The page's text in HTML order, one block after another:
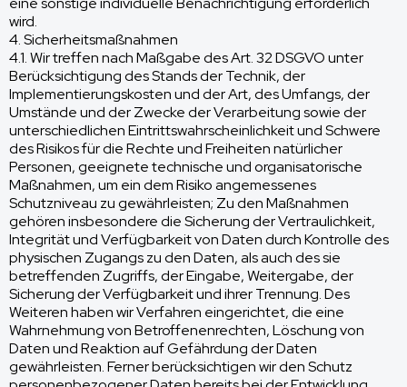
wird.
4. Sicherheitsmaßnahmen
4.1. Wir treffen nach Maßgabe des Art. 32 DSGVO unter
Berücksichtigung des Stands der Technik, der
Implementierungskosten und der Art, des Umfangs, der
Umstände und der Zwecke der Verarbeitung sowie der
unterschiedlichen Eintrittswahrscheinlichkeit und Schwere
des Risikos für die Rechte und Freiheiten natürlicher
Personen, geeignete technische und organisatorische
Maßnahmen, um ein dem Risiko angemessenes
Schutzniveau zu gewährleisten; Zu den Maßnahmen
gehören insbesondere die Sicherung der Vertraulichkeit,
Integrität und Verfügbarkeit von Daten durch Kontrolle des
physischen Zugangs zu den Daten, als auch des sie
betreffenden Zugriffs, der Eingabe, Weitergabe, der
Sicherung der Verfügbarkeit und ihrer Trennung. Des
Weiteren haben wir Verfahren eingerichtet, die eine
Wahrnehmung von Betroffenenrechten, Löschung von
Daten und Reaktion auf Gefährdung der Daten
gewährleisten. Ferner berücksichtigen wir den Schutz